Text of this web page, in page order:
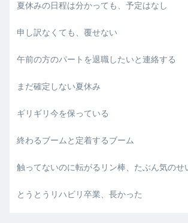
夏休みの日程は分かっても、予定はなし
申し訳なくても、覆せない
午前の方のパートを退職したいと連絡する
まだ確定しない夏休み
ギリギリ今を保っている
終わるブームと定着するブーム
触ってないのに転がるリン棒、たぶん気のせ
とうとうリハビリ卒業、長かった